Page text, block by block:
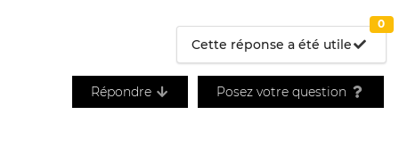
Cette réponse a été utile
0
Répondre Posez votre question